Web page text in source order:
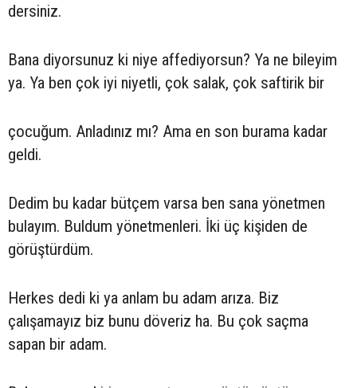
dersiniz.
Bana diyorsunuz ki niye affediyorsun? Ya ne bileyim
ya. Ya ben çok iyi niyetli, çok salak, çok saftirik bir
çocuğum. Anladınız mı? Ama en son burama kadar
geldi.
Dedim bu kadar bütçem varsa ben sana yönetmen
bulayım. Buldum yönetmenleri. İki üç kişiden de
görüştürdüm.
Herkes dedi ki ya anlam bu adam arıza. Biz
çalışamayız biz bunu döveriz ha. Bu çok saçma
sapan bir adam.